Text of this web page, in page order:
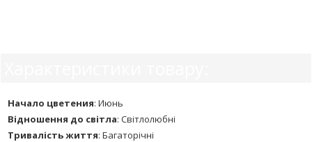
Начало цветения: Июнь
Відношення до світла: Світлолюбні
Тривалість життя: Багаторічні